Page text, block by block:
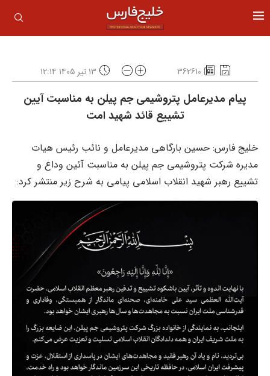
362610 ۱۳ تیر ۱۴۰۵ ۱۲:۱۴
پیام مدیرعامل پتروشیمی جم پیلن به مناسبت آیین
تشییع قائد شهید امت
خلیج فارس: حسین بارگاهی مدیرعامل و نائب رئیس هیات
مدیره شرکت پتروشیمی جم پیلن به مناسبت آئین وداع و
تشییع رهبر شهید انقلاب اسلامی پیامی به شرح زیر منتشر کرد: